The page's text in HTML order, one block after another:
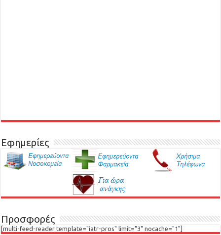
Εφημερίες
Προσφορές
[multi-feed-reader template="iatr-pros" limit="3" nocache="1"]